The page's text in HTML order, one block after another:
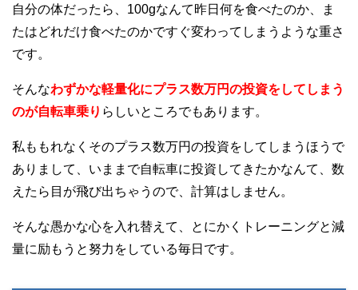
自分の体だったら、100gなんて昨日何を食べたのか、ま
たはどれだけ食べたのかですぐ変わってしまうような重さ
です。
そんなわずかな軽量化にプラス数万円の投資をしてしまう
のが自転車乗り らしいところでもあります。
私ももれなくそのプラス数万円の投資をしてしまうほうで
ありまして、いままで自転車に投資してきたかなんて、数
えたら目が飛び出ちゃうので、計算はしません。
そんな愚かな心を入れ替えて、とにかくトレーニングと減
量に励もうと努力をしている毎日です。